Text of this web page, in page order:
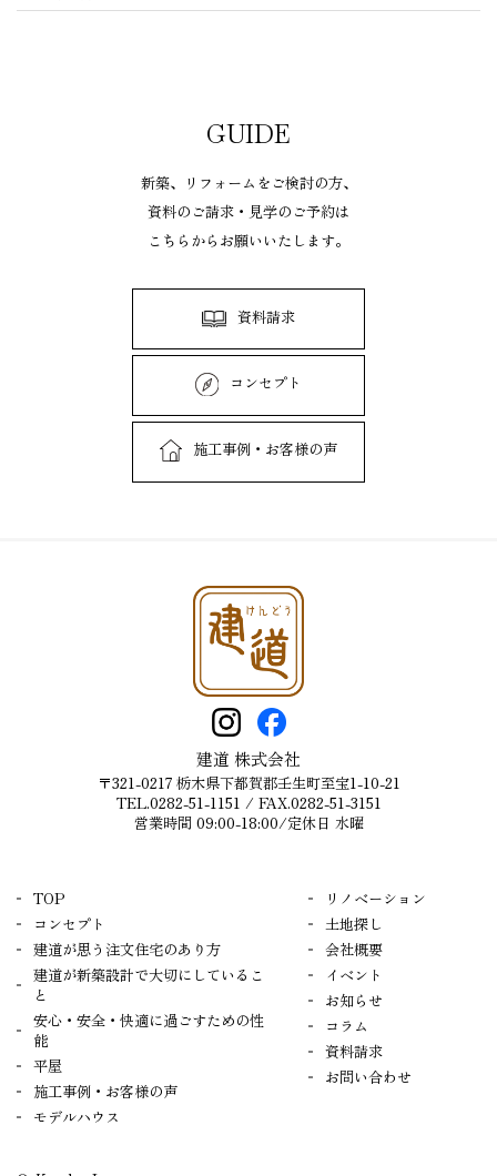
GUIDE
新築、リフォームをご検討の方、
資料のご請求・見学のご予約は
こちらからお願いいたします。
資料請求
コンセプト
施工事例・お客様の声
建道 株式会社
〒321-0217 栃木県下都賀郡壬生町至宝1-10-21
TEL.0282-51-1151 / FAX.0282-51-3151
営業時間 09:00-18:00/定休日 水曜
TOP
コンセプト
建道が思う注文住宅のあり方
建道が新築設計で大切にしているこ
と
安心・安全・快適に過ごすための性
能
平屋
施工事例・お客様の声
モデルハウス
リノベーション
土地探し
会社概要
イベント
お知らせ
コラム
資料請求
お問い合わせ